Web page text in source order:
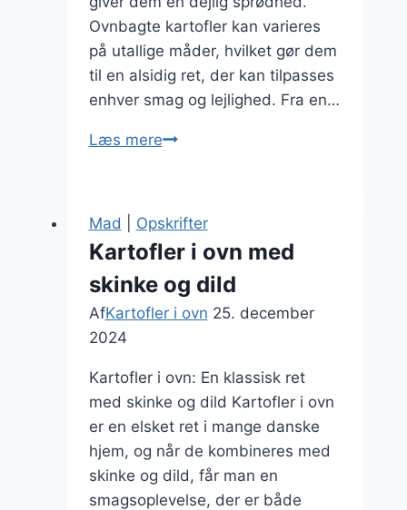
Ovnbagte kartofler kan varieres
på utallige måder, hvilket gør dem
til en alsidig ret, der kan tilpasses
enhver smag og lejlighed. Fra en…
Læs mereKartofler
med
og
flødeost
Mad Opskrifter
Kartofler i ovn med
skinke og dild
AfKartofler i ovn 25. december
2024
Kartofler i ovn: En klassisk ret
med skinke og dild Kartofler i ovn
er en elsket ret i mange danske
hjem, og når de kombineres med
skinke og dild, får man en
smagsoplevelse, der er både